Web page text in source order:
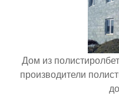
Дом из
производители